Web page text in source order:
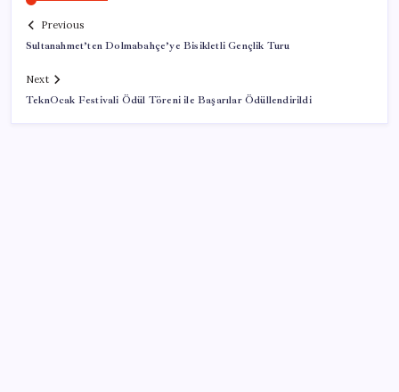
Previous
Sultanahmet’ten Dolmabahçe’ye Bisikletli Gençlik Turu
Next
TeknOcak Festivali Ödül Töreni ile Başarılar Ödüllendirildi